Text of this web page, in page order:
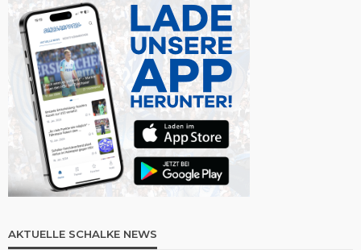
AKTUELLE SCHALKE NEWS